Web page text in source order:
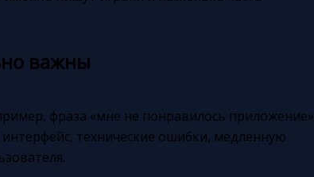
важны
фраза «мне не понравилось приложение»
технические ошибки, медленную